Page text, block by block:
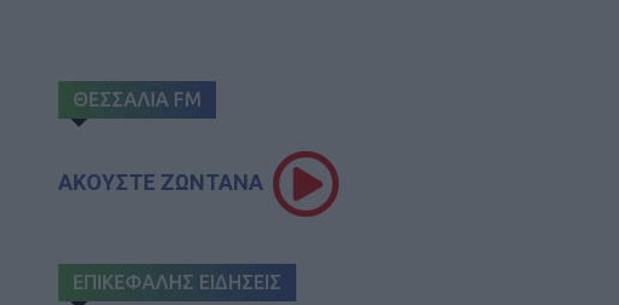
ΘΕΣΣΑΛΙΑ FM
ΑΚΟΥΣΤΕ ΖΩΝΤΑΝΑ
ΕΠΙΚΕΦΑΛΗΣ ΕΙΔΗΣΕΙΣ